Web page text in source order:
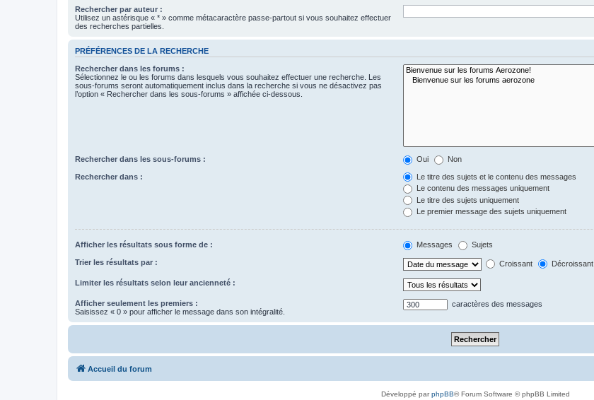
Rechercher par auteur :
Utilisez un astérisque « * » comme métacaractère passe-partout si vous souhaitez effectuer
des recherches partielles.
PRÉFÉRENCES DE LA RECHERCHE
Rechercher dans les forums :
Sélectionnez le ou les forums dans lesquels vous souhaitez effectuer une recherche. Les
sous-forums seront automatiquement inclus dans la recherche si vous ne désactivez pas
l’option « Rechercher dans les sous-forums » affichée ci-dessous.
Rechercher dans les sous-forums : Oui Non
Rechercher dans :
Le titre des sujets et le contenu des messages
Le contenu des messages uniquement
Le titre des sujets uniquement
Le premier message des sujets uniquement
Afficher les résultats sous forme de : Messages Sujets
Trier les résultats par : Croissant Décroissant
Limiter les résultats selon leur ancienneté :
Afficher seulement les premiers :
Saisissez « 0 » pour afficher le message dans son intégralité.
caractères des messages
Accueil du forum
Développé parphpBB® Forum Software © phpBB Limited